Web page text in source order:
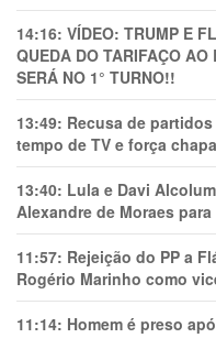
14:16: VÍDEO: TRUMP E
QUEDA DO TARIFAÇO
SERÁ NO 1° TURNO!!
13:49: Recusa de
tempo de TV e força
13:40: Lula e Davi
Alexandre de Moraes
11:57: Rejeição do PP a
Rogério Marinho como
11:14: Homem é preso